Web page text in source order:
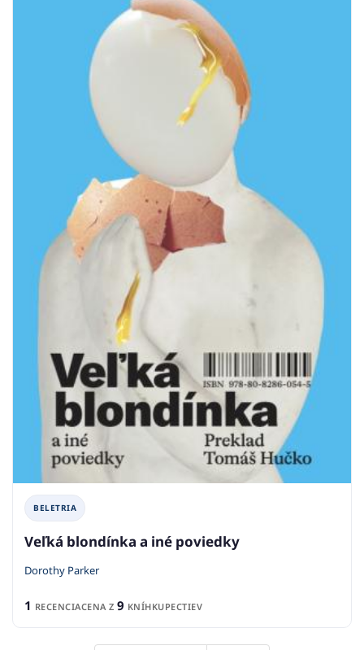
BELETRIA
Veľká blondínka a iné poviedky
Dorothy Parker
1 RECENCIACENA Z 9 KNÍHKUPECTIEV